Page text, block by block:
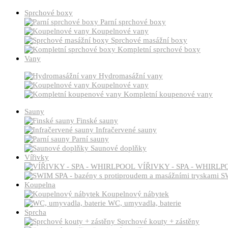
Sprchové boxy
Parní sprchové boxy
Koupelnové vany
Sprchové masážní boxy
Kompletní sprchové boxy
Vany
Hydromasážní vany
Koupelnové vany
Kompletní koupenové vany
Sauny
Finské sauny
Infračervené sauny
Parní sauny
Saunové doplňky
Vířivky
VÍŘIVKY - SPA -
Koupelna
Koupelnový nábytek
WC, umyvadla, baterie
Sprcha
Sprchové kouty + zástěny